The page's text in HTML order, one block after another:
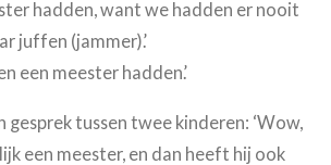
hadden, want we hadden er nooit
juffen (jammer).’
een meester hadden.’
gesprek tussen twee kinderen: ‘Wow,
een meester, en dan heeft hij ook